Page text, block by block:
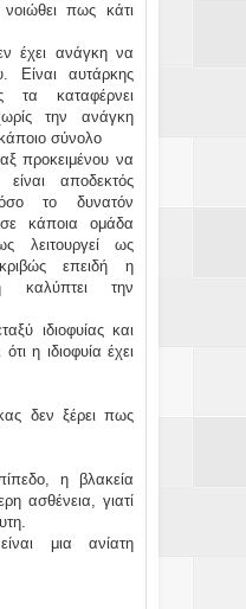
πως κάτι
έχει ανάγκη να
Είναι αυτάρκης
τα καταφέρνει
την ανάγκη
σύνολο
προκειμένου να
αποδεκτός
το δυνατόν
σε κάποια ομάδα
λειτουργεί ως
επειδή η
καλύπτει την
ιδιοφυίας και
ότι η ιδιοφυία έχει
δεν ξέρει πως
η βλακεία
ασθένεια, γιατί
μια ανίατη